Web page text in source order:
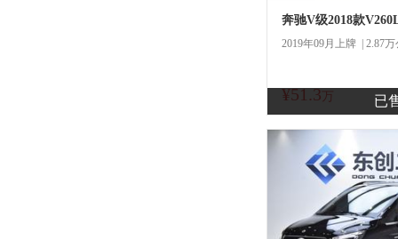
已
奔驰V级2018款
2019年09月上牌 | 2.87
¥51.3 万 商